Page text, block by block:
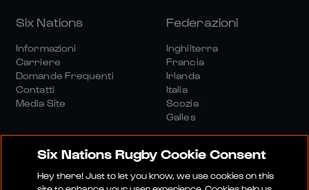
Six Nations
Informazioni
Carriere
Domande Frequenti
Contatti
Media Site
Federazioni
Inghilterra
Francia
Irlanda
Italia
Scozia
Galles
Six Nations Rugby Cookie Consent
Hey there! Just to let you know, we use cookies on this